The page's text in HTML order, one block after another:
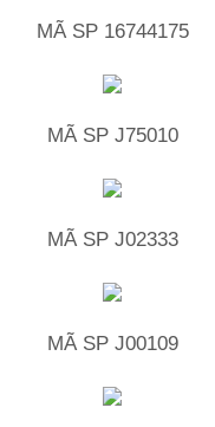
MÃ SP 16744175
MÃ SP J75010
MÃ SP J02333
MÃ SP J00109